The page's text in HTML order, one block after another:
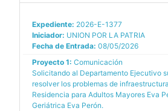
Expediente: 2026-E-1377
Iniciador: UNION POR LA PATRIA
Fecha de Entrada: 08/05/2026
Proyecto 1: Comunicación
Solicitando al Departamento Ejecutivo
resolver los problemas de
Residencia para Adultos Mayores Eva
Geriátrica Eva Perón.